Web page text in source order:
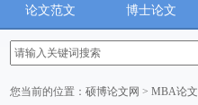
论文范文 博士论文
您当前的位置：硕博论文网 >MBA论文